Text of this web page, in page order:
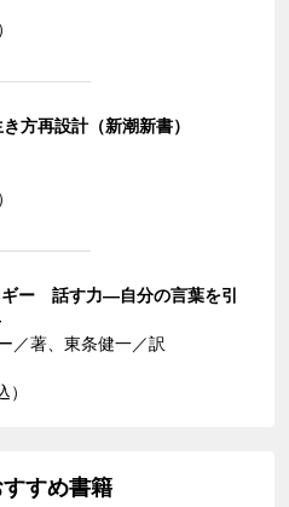
方再設計（新潮新書）
ギー 話す力―自分の言葉を引
／著、東条健一／訳
すめ書籍